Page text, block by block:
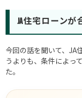
JA住宅ローンが
今回の話を聞いて、JA
うよりも、条件によっ
た。